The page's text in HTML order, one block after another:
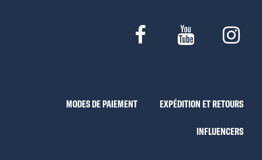
MODES DE PAIEMENT EXPÉDITION ET RETOURS
INFLUENCERS